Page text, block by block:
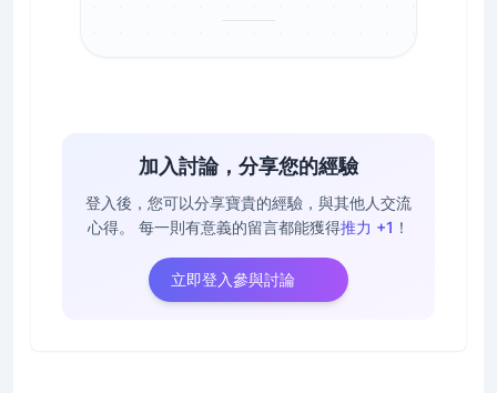
加入討論，分享您的經驗
登入後，您可以分享寶貴的經驗，與其他人交流
心得。
每一則有意義的留言都能獲得推力 +1 ！
立即登入參與討論